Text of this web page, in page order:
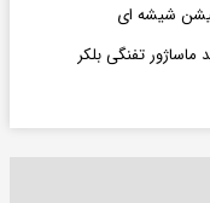
شیشه ای
ماساژور تفنگی بلکر